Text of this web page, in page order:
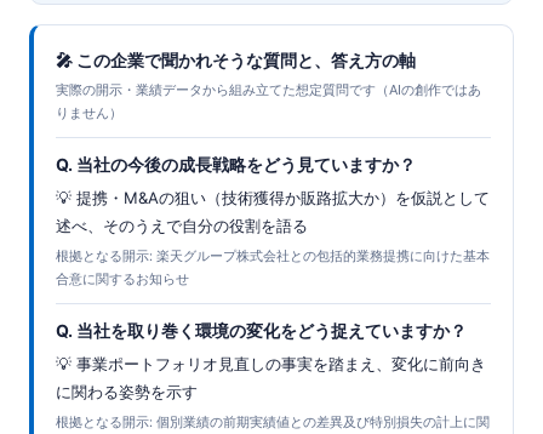
🎤 この企業で聞かれそうな質問と、答え方の軸
実際の開示・業績データから組み立てた想定質問です（AIの創作ではあ
りません）
Q. 当社の今後の成長戦略をどう見ていますか？
💡 提携・M&Aの狙い（技術獲得か販路拡大か）を仮説として
述べ、そのうえで自分の役割を語る
根拠となる開示: 楽天グループ株式会社との包括的業務提携に向けた基本
合意に関するお知らせ
Q. 当社を取り巻く環境の変化をどう捉えていますか？
💡 事業ポートフォリオ見直しの事実を踏まえ、変化に前向き
に関わる姿勢を示す
根拠となる開示: 個別業績の前期実績値との差異及び特別損失の計上に関